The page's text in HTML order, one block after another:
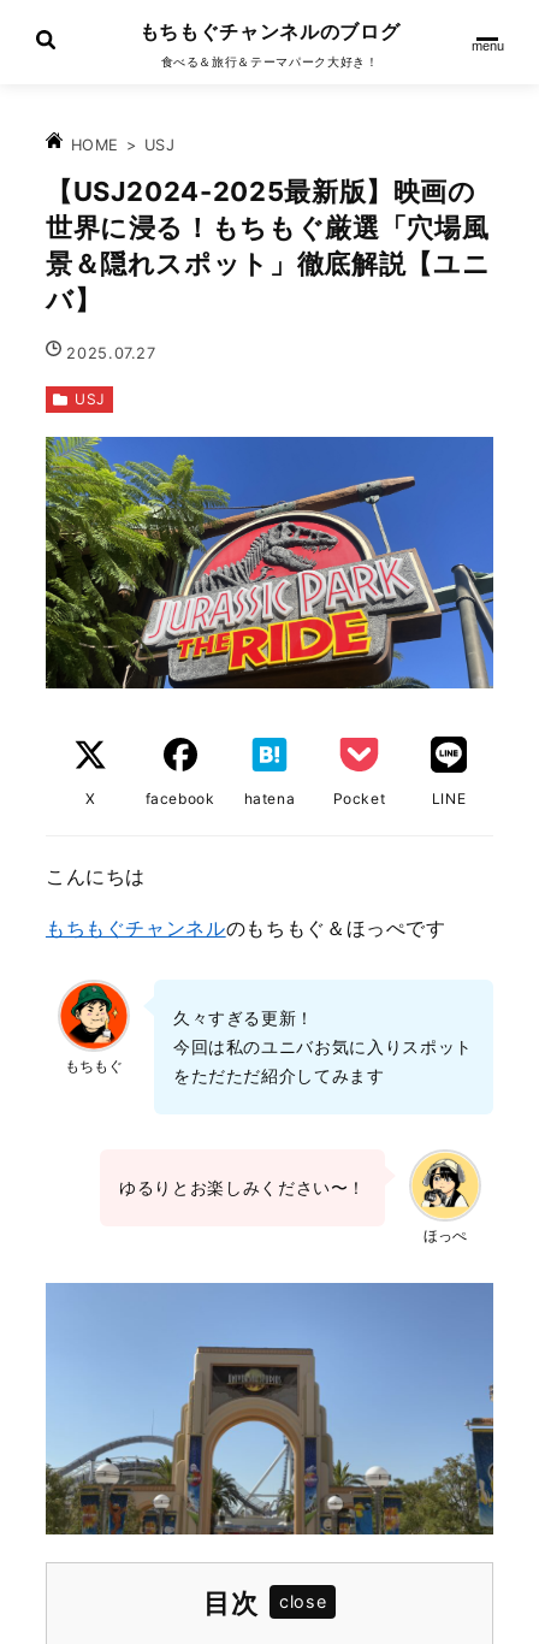
もちもぐチャンネルのブログ
食べる＆旅行＆テーマパーク大好き！
menu
HOME > USJ
【USJ2024-2025最新版】映画の
世界に浸る！もちもぐ厳選「穴場風
景＆隠れスポット」徹底解説【ユニ
バ】
2025.07.27
USJ
X facebook hatena Pocket LINE
こんにちは
もちもぐチャンネルのもちもぐ＆ほっぺです
もちもぐ
久々すぎる更新！
今回は私のユニバお気に入りスポット
をただただ紹介してみます
ゆるりとお楽しみください〜！
ほっぺ
目次